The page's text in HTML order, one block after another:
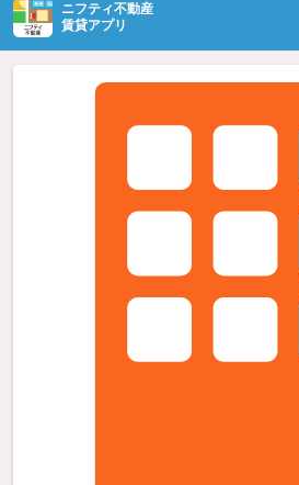
ニフティ不動産
賃貸アプリ